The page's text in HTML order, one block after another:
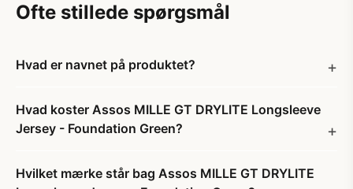
Ofte stillede spørgsmål
Hvad er navnet på produktet?
Hvad koster Assos MILLE GT DRYLITE Longsleeve
Jersey - Foundation Green?
Hvilket mærke står bag Assos MILLE GT DRYLITE